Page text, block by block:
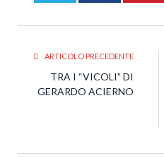
ARTICOLO PRECEDENTE
TRA I “VICOLI” DI
GERARDO ACIERNO